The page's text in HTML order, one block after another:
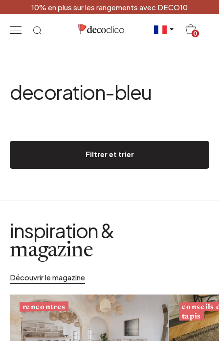
10% en plus sur les rangements avec DECO10
0
decoration-bleu
Filtrer et trier
inspiration &
magazine
Découvrir le magazine
rencontres conseils
tapis